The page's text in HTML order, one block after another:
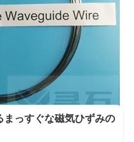
っすぐな磁気ひずみの